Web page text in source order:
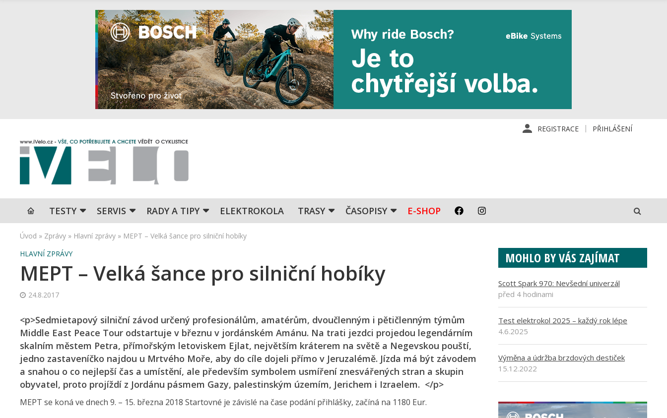
REGISTRACE PŘIHLÁŠENÍ
TESTY SERVIS RADY A TIPY ELEKTROKOLA TRASY ČASOPISY E-SHOP
Úvod » Zprávy » Hlavní zprávy » MEPT – Velká šance pro silniční hobíky
HLAVNÍ ZPRÁVY
MEPT – Velká šance pro silniční hobíky
24.8.2017
<p>Sedmietapový silniční závod určený profesionálům, amatérům, dvoučlenným i pětičlenným týmům
Middle East Peace Tour odstartuje v březnu v jordánském Amánu. Na trati jezdci projedou legendárním
skalním městem Petra, přímořským letoviskem Ejlat, největším kráterem na světě a Negevskou pouští,
jedno zastaveníčko najdou u Mrtvého Moře, aby do cíle dojeli přímo v Jeruzalémě. Jízda má být závodem
a snahou o co nejlepší čas a umístění, ale především symbolem usmíření znesvářených stran a skupin
obyvatel, proto projíždí z Jordánu pásmem Gazy, palestinským územím, Jerichem i Izraelem. </p>
MEPT se koná ve dnech 9. – 15. března 2018 Startovné je závislé na čase podání přihlášky, začíná na 1180 Eur.
MOHLO BY VÁS ZAJÍMAT
Scott Spark 970: Nevšední univerzál
před 4 hodinami
Test elektrokol 2025 – každý rok lépe
4.6.2025
Výměna a údržba brzdových destiček
15.12.2022